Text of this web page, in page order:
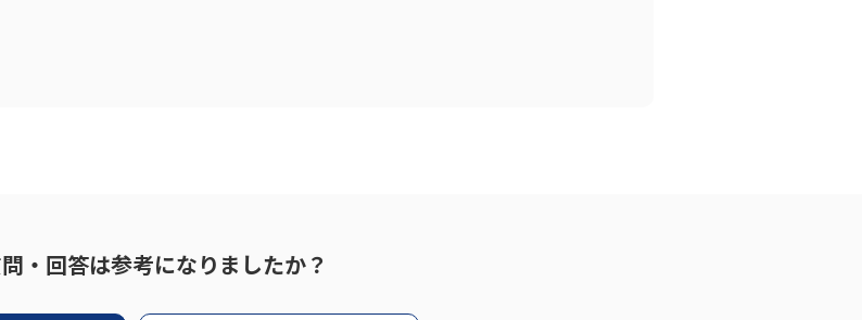
・回答は参考になりましたか？